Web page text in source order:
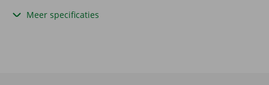
Meer specificaties